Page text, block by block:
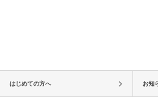
はじめての方へ お知